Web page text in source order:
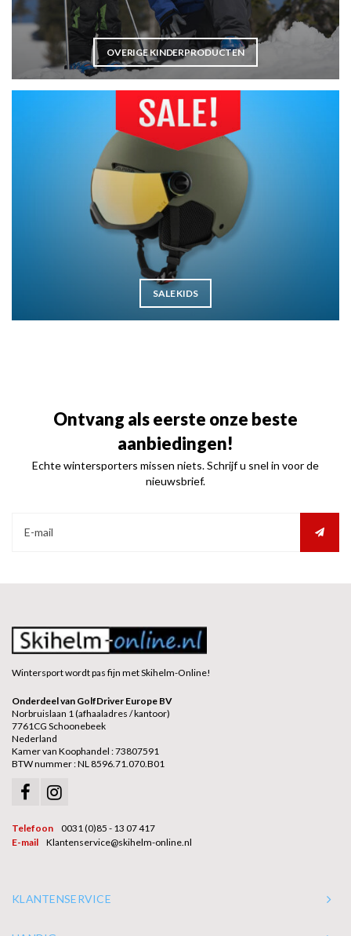
OVERIGE KINDERPRODUCTEN
SALE KIDS
Ontvang als eerste onze beste
aanbiedingen!
Echte wintersporters missen niets. Schrijf u snel in voor de
nieuwsbrief.
Wintersport wordt pas fijn met Skihelm-Online!
Onderdeel van GolfDriver Europe BV
Norbruislaan 1 (afhaaladres / kantoor)
7761CG Schoonebeek
Nederland
Kamer van Koophandel : 73807591
BTW nummer : NL 8596.71.070.B01
Telefoon
0031 (0)85 - 13 07 417
E-mail
Klantenservice@skihelm-online.nl
KLANTENSERVICE